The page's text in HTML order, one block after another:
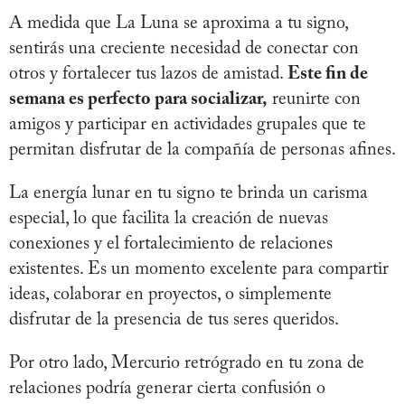
A medida que La Luna se aproxima a tu signo,
sentirás una creciente necesidad de conectar con
otros y fortalecer tus lazos de amistad. Este fin de
semana es perfecto para socializar, reunirte con
amigos y participar en actividades grupales que te
permitan disfrutar de la compañía de personas afines.
La energía lunar en tu signo te brinda un carisma
especial, lo que facilita la creación de nuevas
conexiones y el fortalecimiento de relaciones
existentes. Es un momento excelente para compartir
ideas, colaborar en proyectos, o simplemente
disfrutar de la presencia de tus seres queridos.
Por otro lado, Mercurio retrógrado en tu zona de
relaciones podría generar cierta confusión o